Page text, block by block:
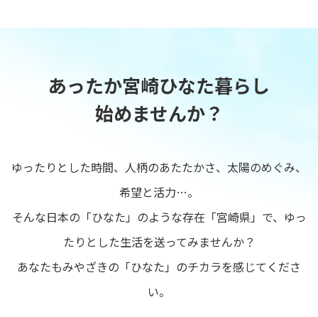
あったか宮崎ひなた暮らし
始めませんか？
ゆったりとした時間、人柄のあたたかさ、太陽のめぐみ、
希望と活力…。
そんな日本の「ひなた」のような存在「宮崎県」で、ゆっ
たりとした生活を送ってみませんか？
あなたもみやざきの「ひなた」のチカラを感じてくださ
い。